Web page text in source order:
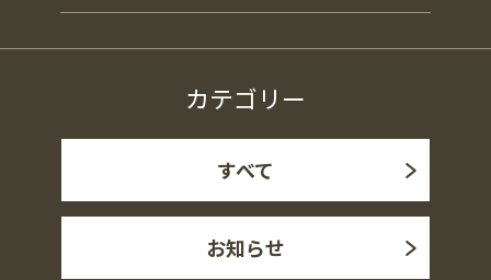
カテゴリー
すべて
お知らせ